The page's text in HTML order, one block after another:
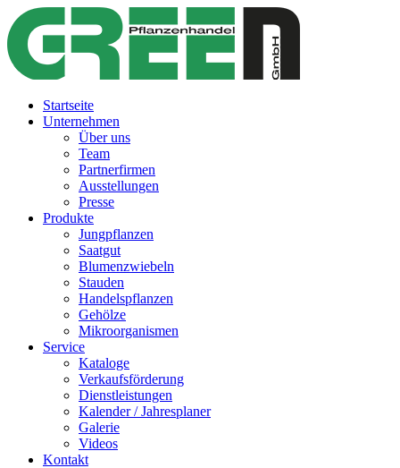
Startseite
Unternehmen
Über uns
Team
Partnerfirmen
Ausstellungen
Presse
Produkte
Jungpflanzen
Saatgut
Blumenzwiebeln
Stauden
Handelspflanzen
Gehölze
Mikroorganismen
Service
Kataloge
Verkaufsförderung
Dienstleistungen
Kalender / Jahresplaner
Galerie
Videos
Kontakt